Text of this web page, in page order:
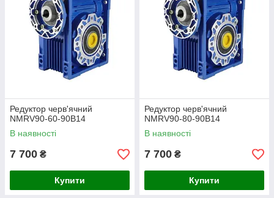
Редуктор черв'ячний
NMRV90-60-90B14
В наявності
7 700 ₴
Купити
Редуктор черв'ячний
NMRV90-80-90B14
В наявності
7 700 ₴
Купити